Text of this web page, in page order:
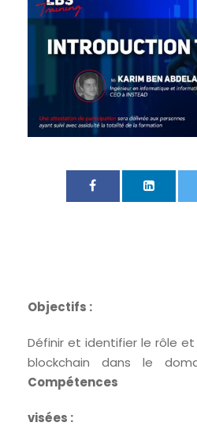
Objectifs :
Définir et identifier le rôle
blockchain dans le
Compétences
visées :